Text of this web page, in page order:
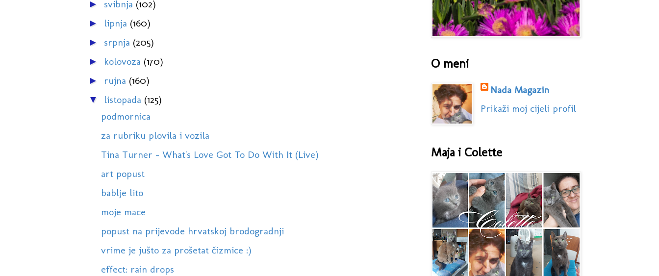
► svibnja (102)
► lipnja (160)
► srpnja (205)
► kolovoza (170)
► rujna (160)
▼ listopada (125)
podmornica
za rubriku plovila i vozila
Tina Turner - What's Love Got To Do With It (Live)
art popust
bablje lito
moje mace
popust na prijevode hrvatskoj brodogradnji
vrime je jušto za prošetat čizmice :)
effect: rain drops
O meni
Nada Magazin
Prikaži moj cijeli profil
Maja i Colette